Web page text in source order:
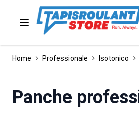
Salta al contenuto
Home Professionale Isotonico
Panche